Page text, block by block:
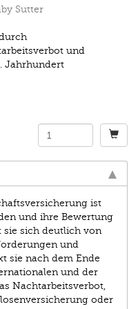
Sutter
und
Jahrhundert
ist
und ihre Bewertung
sie sich deutlich von
und
sie nach dem Ende
und der
Nachtarbeitsverbot,
oder